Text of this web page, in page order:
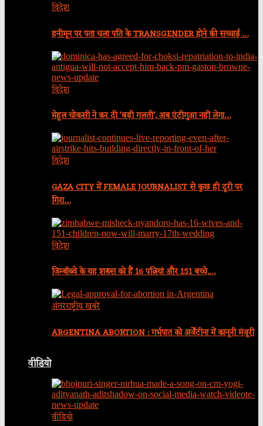
विदेश
हनीमून पर पता चला पति के TRANSGENDER होने की सच्चाई …
विदेश
मेहुल चोकसी ने कर दी ‘बड़ी गलती’, अब एंटीगुआ नहीं लेगा…
विदेश
GAZA CITY में FEMALE JOURNALIST से कुछ ही दूरी पर
गिरा…
विदेश
जिम्बॉब्वे के यह शख्स को हैं 16 पत्नियां और 151 बच्चे,…
अंतरराष्ट्रीय खबरें
ARGENTINA ABORTION : गर्भपात को अर्जेंटीना में कानूनी मंजूरी
वीडियो
वीडियो